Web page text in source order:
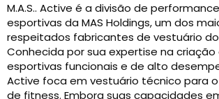
M.A.S.. Active é a divisão de
esportivas da MAS Holdings, um dos
respeitados fabricantes de vestuário do
Conhecida por sua expertise na criação
esportivas funcionais e de alto
Active foca em vestuário técnico para
de fitness. Embora suas capacidades